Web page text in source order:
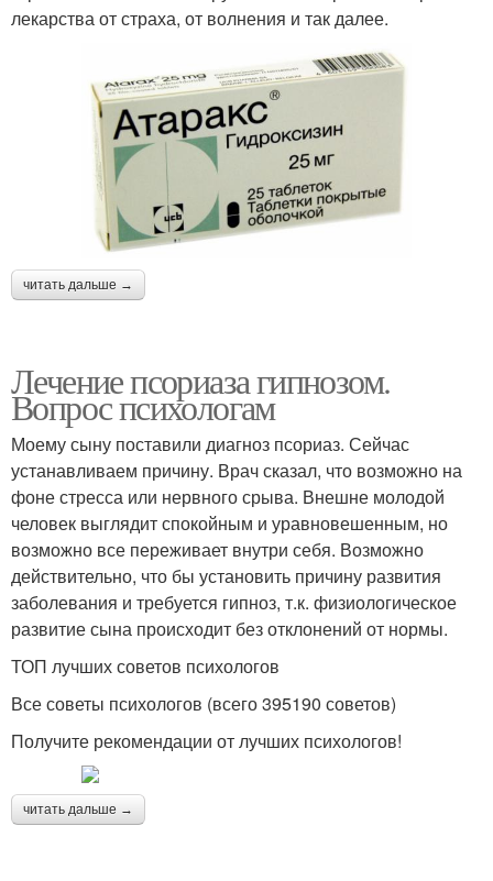
лекарства от страха, от волнения и так далее.
читать дальше →
Лечение псориаза гипнозом.
Вопрос психологам
Моему сыну поставили диагноз псориаз. Сейчас
устанавливаем причину. Врач сказал, что возможно на
фоне стресса или нервного срыва. Внешне молодой
человек выглядит спокойным и уравновешенным, но
возможно все переживает внутри себя. Возможно
действительно, что бы установить причину развития
заболевания и требуется гипноз, т.к. физиологическое
развитие сына происходит без отклонений от нормы.
ТОП лучших советов психологов
Все советы психологов (всего 395190 советов)
Получите рекомендации от лучших психологов!
читать дальше →